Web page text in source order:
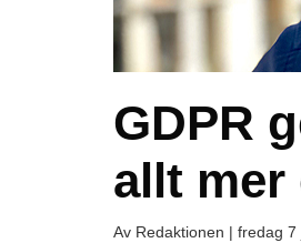
GDPR
allt mer
Av Redaktionen | fredag 7